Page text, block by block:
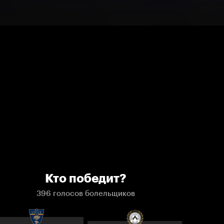
Кто победит?
396 голосов болельщиков